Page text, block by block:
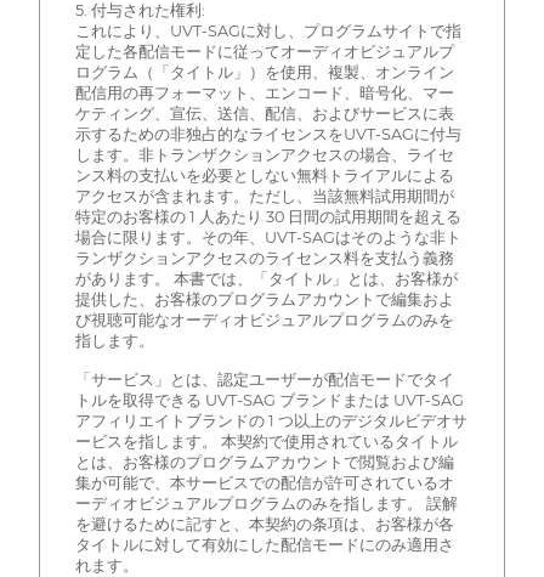
5. 付与された権利:
これにより、UVT-SAGに対し、プログラムサイトで指
定した各配信モードに従ってオーディオビジュアルプ
ログラム（「タイトル」）を使用、複製、オンライン
配信用の再フォーマット、エンコード、暗号化、マー
ケティング、宣伝、送信、配信、およびサービスに表
示するための非独占的なライセンスをUVT-SAGに付与
します。非トランザクションアクセスの場合、ライセ
ンス料の支払いを必要としない無料トライアルによる
アクセスが含まれます。ただし、当該無料試用期間が
特定のお客様の 1 人あたり 30 日間の試用期間を超える
場合に限ります。その年、UVT-SAGはそのような非ト
ランザクションアクセスのライセンス料を支払う義務
があります。 本書では、「タイトル」とは、お客様が
提供した、お客様のプログラムアカウントで編集およ
び視聴可能なオーディオビジュアルプログラムのみを
指します。
「サービス」とは、認定ユーザーが配信モードでタイ
トルを取得できる UVT-SAG ブランドまたは UVT-SAG
アフィリエイトブランドの 1 つ以上のデジタルビデオサ
ービスを指します。 本契約で使用されているタイトル
とは、お客様のプログラムアカウントで閲覧および編
集が可能で、本サービスでの配信が許可されているオ
ーディオビジュアルプログラムのみを指します。 誤解
を避けるために記すと、本契約の条項は、お客様が各
タイトルに対して有効にした配信モードにのみ適用さ
れます。